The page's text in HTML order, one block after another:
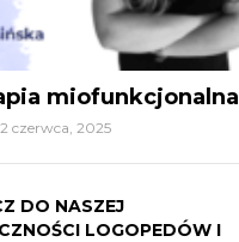
miofunkcjonalna
czerwca, 2025
DO NASZEJ
LOGOPEDÓW I